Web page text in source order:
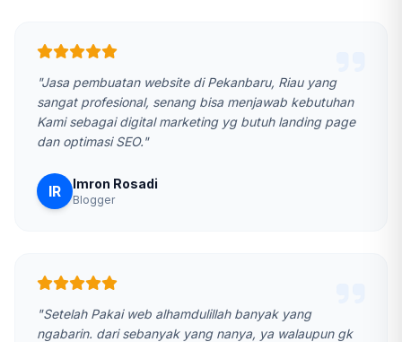
"Jasa pembuatan website di Pekanbaru, Riau yang
sangat profesional, senang bisa menjawab kebutuhan
Kami sebagai digital marketing yg butuh landing page
dan optimasi SEO."
IR Imron Rosadi
Blogger
"Setelah Pakai web alhamdulillah banyak yang
ngabarin. dari sebanyak yang nanya, ya walaupun gk